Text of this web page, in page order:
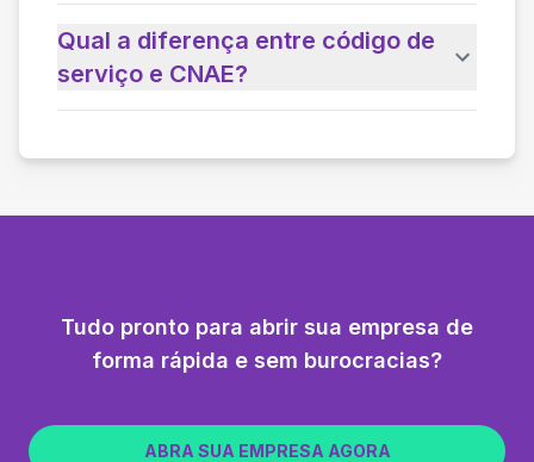
Qual a diferença entre código de
serviço e CNAE?
Tudo pronto para abrir sua empresa de
forma rápida e sem burocracias?
ABRA SUA EMPRESA AGORA